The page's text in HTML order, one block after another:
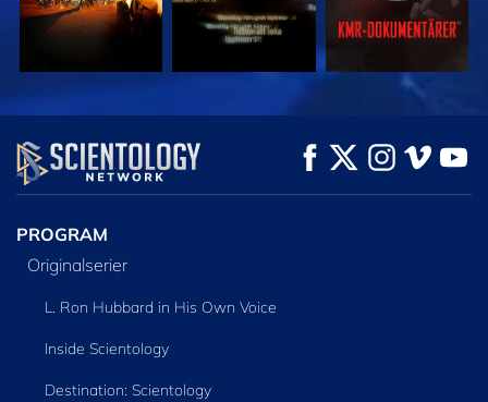
TITTA
UTFORSKA
SERIEN
PROGRAM
Originalserier
L. Ron Hubbard in His Own Voice
Inside Scientology
Destination: Scientology